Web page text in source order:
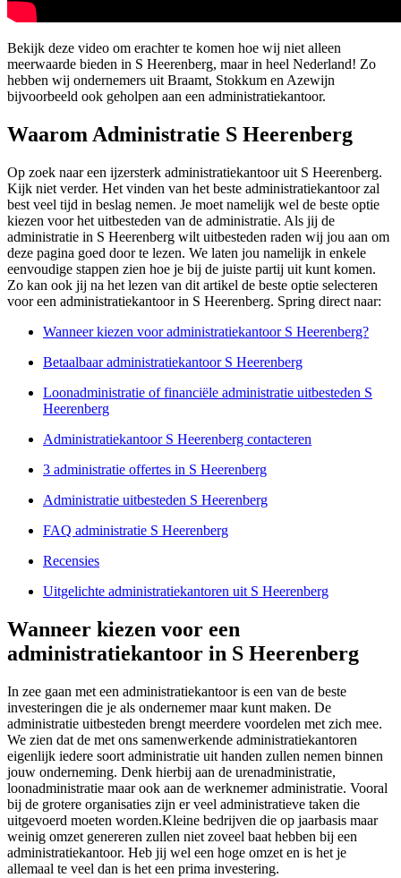
Bekijk deze video om erachter te komen hoe wij niet alleen
meerwaarde bieden in S Heerenberg, maar in heel Nederland! Zo
hebben wij ondernemers uit Braamt, Stokkum en Azewijn
bijvoorbeeld ook geholpen aan een administratiekantoor.
Waarom Administratie S Heerenberg
Op zoek naar een ijzersterk administratiekantoor uit S Heerenberg.
Kijk niet verder. Het vinden van het beste administratiekantoor zal
best veel tijd in beslag nemen. Je moet namelijk wel de beste optie
kiezen voor het uitbesteden van de administratie. Als jij de
administratie in S Heerenberg wilt uitbesteden raden wij jou aan om
deze pagina goed door te lezen. We laten jou namelijk in enkele
eenvoudige stappen zien hoe je bij de juiste partij uit kunt komen.
Zo kan ook jij na het lezen van dit artikel de beste optie selecteren
voor een administratiekantoor in S Heerenberg. Spring direct naar:
Wanneer kiezen voor administratiekantoor S Heerenberg?
Betaalbaar administratiekantoor S Heerenberg
Loonadministratie of financiële administratie uitbesteden S
Heerenberg
Administratiekantoor S Heerenberg contacteren
3 administratie offertes in S Heerenberg
Administratie uitbesteden S Heerenberg
FAQ administratie S Heerenberg
Recensies
Uitgelichte administratiekantoren uit S Heerenberg
Wanneer kiezen voor een
administratiekantoor in S Heerenberg
In zee gaan met een administratiekantoor is een van de beste
investeringen die je als ondernemer maar kunt maken. De
administratie uitbesteden brengt meerdere voordelen met zich mee.
We zien dat de met ons samenwerkende administratiekantoren
eigenlijk iedere soort administratie uit handen zullen nemen binnen
jouw onderneming. Denk hierbij aan de urenadministratie,
loonadministratie maar ook aan de werknemer administratie. Vooral
bij de grotere organisaties zijn er veel administratieve taken die
uitgevoerd moeten worden.Kleine bedrijven die op jaarbasis maar
weinig omzet genereren zullen niet zoveel baat hebben bij een
administratiekantoor. Heb jij wel een hoge omzet en is het je
allemaal te veel dan is het een prima investering.